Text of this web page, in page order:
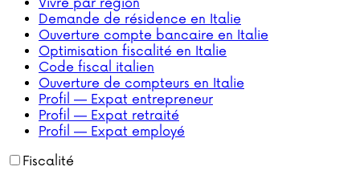
Vivre par région
Demande de résidence en Italie
Ouverture compte bancaire en Italie
Optimisation fiscalité en Italie
Code fiscal italien
Ouverture de compteurs en Italie
Profil — Expat entrepreneur
Profil — Expat retraité
Profil — Expat employé
Fiscalité